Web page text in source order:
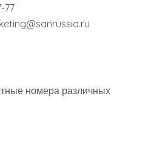
77
номера различных